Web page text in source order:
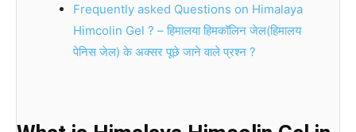
Frequently asked Questions on Himalaya
Himcolin Gel ? – हिमालया हिमकॉलिन जेल(हिमालय
पेनिस जेल) के अक्सर पूछे जाने वाले प्रश्न ?